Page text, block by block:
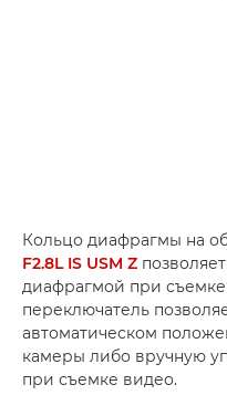
Кольцо диафрагмы на
F2.8L IS USM Z
диафрагмой при
переключатель
автоматическом
камеры либо вручную
при съемке видео.